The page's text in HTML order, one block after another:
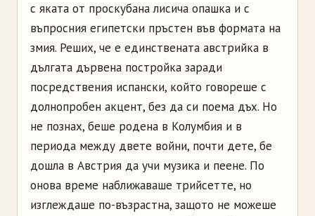
с яката от проскубана лисича опашка и с
въпросния египетски пръстен във формата на
змия. Реших, че е единствената австрийка в
дългата дървена постройка заради
посредствения испански, който говореше с
долнопробен акцент, без да си поема дъх. Но
не познах, беше родена в Колумбия и в
периода между двете войни, почти дете, бе
дошла в Австрия да учи музика и пеене. По
онова време наближаваше трийсетте, но
изглеждаше по-възрастна, защото не можеше